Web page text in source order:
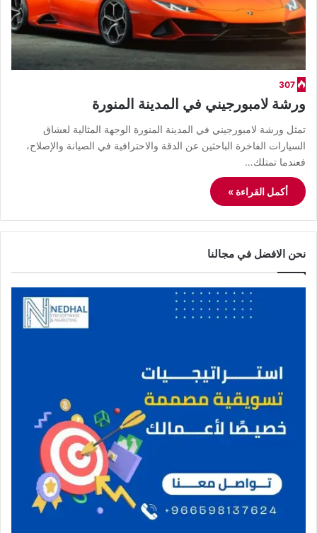
307
ورشة لامبورجيني في المدينة المنورة
تمثل ورشة لامبورجيني في المدينة المنورة الوجهة المثالية لعشاق
السيارات الفاخرة الباحثين عن الدقة والاحترافية في الصيانة والإصلاح،
فعندما تمتلك…
أكمل القراءة »
نحن الافضل في مجالنا